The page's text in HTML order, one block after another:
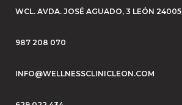
WCL. AVDA. JOSÉ AGUADO, 3 LEÓN 24005
987 208 070
INFO@WELLNESSCLINICLEON.COM